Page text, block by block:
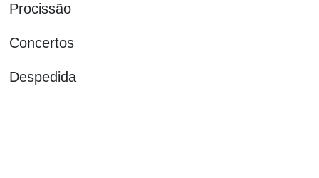
Procissão
Concertos
Despedida